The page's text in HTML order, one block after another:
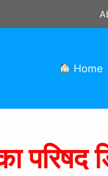
Home
परिषद